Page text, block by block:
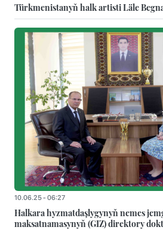
Türkmenistanyň halk artisti Läle
10.06.25 - 06:27
Halkara hyzmatdaşlygynyň nemes
maksatnamasynyň (GIZ) direktory